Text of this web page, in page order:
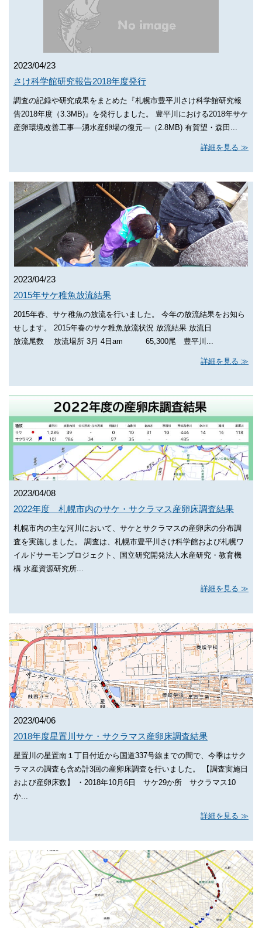
2023/04/23
さけ科学館研究報告2018年度発行
調査の記録や研究成果をまとめた『札幌市豊平川さけ科学館研究報
告2018年度（3.3MB)』を発行しました。 豊平川における2018年サケ
産卵環境改善工事―湧水産卵場の復元―（2.8MB) 有賀望・森田...
詳細を見る
2023/04/23
2015年サケ稚魚放流結果
2015年春、サケ稚魚の放流を行いました。 今年の放流結果をお知ら
せします。 2015年春のサケ稚魚放流状況 放流結果 放流日
放流尾数 放流場所 3月 4日am 65,300尾 豊平川...
詳細を見る
2023/04/08
2022年度 札幌市内のサケ・サクラマス産卵床調査結果
札幌市内の主な河川において、サケとサクラマスの産卵床の分布調
査を実施しました。 調査は、札幌市豊平川さけ科学館および札幌ワ
イルドサーモンプロジェクト、国立研究開発法人水産研究・教育機
構 水産資源研究所...
詳細を見る
2023/04/06
2018年度星置川サケ・サクラマス産卵床調査結果
星置川の星置南１丁目付近から国道337号線までの間で、今季はサク
ラマスの調査も含め計3回の産卵床調査を行いました。 【調査実施日
および産卵床数】 ・2018年10月6日 サケ29か所 サクラマス10
か...
詳細を見る